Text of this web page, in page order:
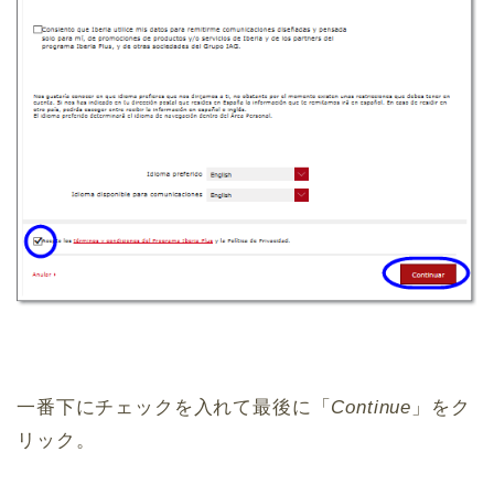
一番下にチェックを入れて最後に「 Continue 」をク
リック。